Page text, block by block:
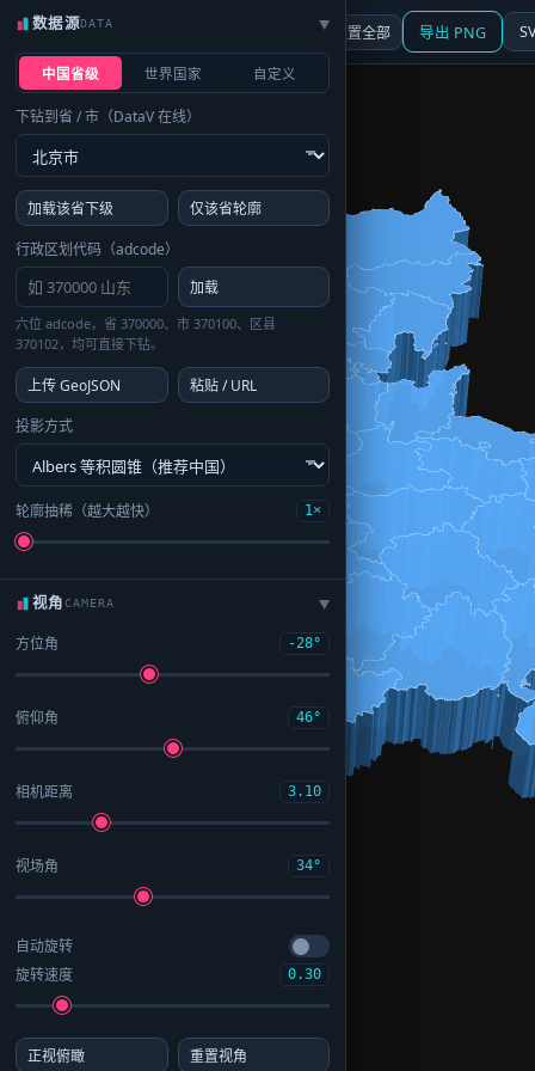
☰ 面板 地图 重置全部 导出 PNG
数据源DATA ▶
中国省级 世界国家 自定义
下钻到省 / 市（DataV 在线）
加载该省下级
仅该省轮廓
行政区划代码（adcode）
加载
六位 adcode，省 370000、市 370100、区县
370102，均可直接下钻。
上传 GeoJSON
粘贴 / URL
投影方式
轮廓抽稀（越大越快） 1×
视角CAMERA ▶
方位角 -28°
俯仰角 46°
相机距离 3.10
视场角 34°
自动旋转
旋转速度
0.30
正视俯瞰 重置视角